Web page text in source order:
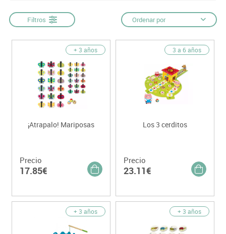
Filtros Ordenar por
+ 3 años
¡Atrapalo! Mariposas
Precio
17.85€
3 a 6 años
Los 3 cerditos
Precio
23.11€
+ 3 años + 3 años